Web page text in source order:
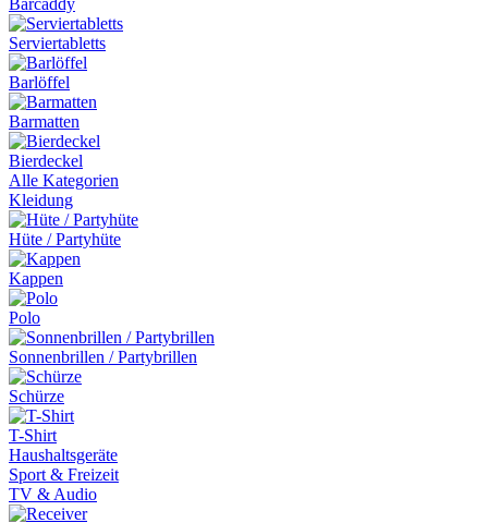
Barcaddy
Serviertabletts
Barlöffel
Barmatten
Bierdeckel
Alle Kategorien
Kleidung
Hüte / Partyhüte
Kappen
Polo
Sonnenbrillen / Partybrillen
Schürze
T-Shirt
Haushaltsgeräte
Sport & Freizeit
TV & Audio